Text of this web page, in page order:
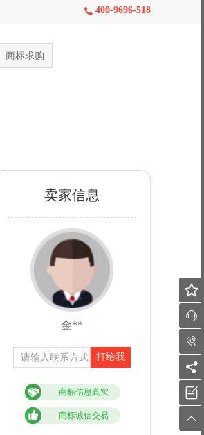
 400-9696-518
商标求购
卖家信息
金**
打给我
商标信息真实
商标诚信交易





